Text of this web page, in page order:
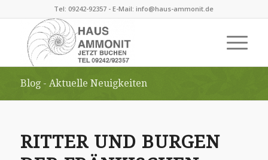
Tel: 09242-92357 - E-Mail: info@haus-ammonit.de
Blog - Aktuelle Neuigkeiten
RITTER UND BURGEN